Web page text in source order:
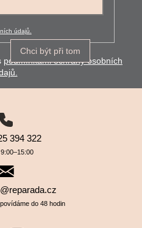
údajů.
Chci být při tom
podmínkami ochrany osobních
394 322
9:00–⁠⁠⁠⁠⁠⁠15:00
do 48 hodin